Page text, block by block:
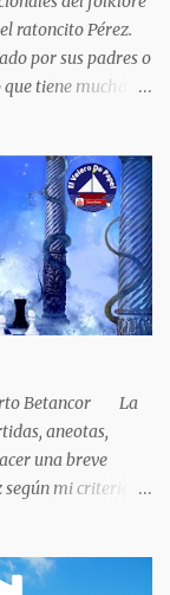
ratoncito Pérez.
por sus padres o
tiene muchas
llamada
de su casa,
emocionó al ver lo
cinco céntimos).
ver que no era de
y pensando que
desecho la idea
pero desecho
se le ocurrió
La
aneotas,
una breve
mi criterio
XX, su obra